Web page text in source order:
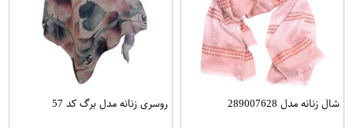
شال زنانه مدل 289007628 روسری زنانه مدل برگ کد 57